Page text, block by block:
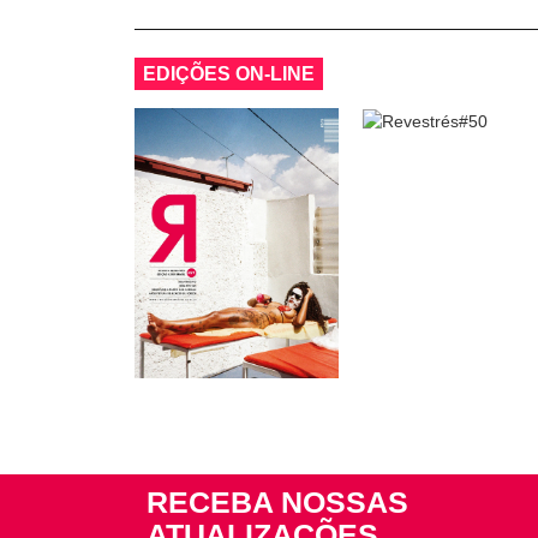
EDIÇÕES ON-LINE
RECEBA NOSSAS